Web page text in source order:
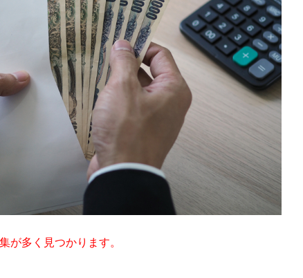
が多く見つかります。